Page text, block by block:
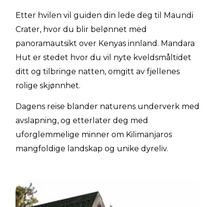
Etter hvilen vil guiden din lede deg til Maundi
Crater, hvor du blir belønnet med
panoramautsikt over Kenyas innland. Mandara
Hut er stedet hvor du vil nyte kveldsmåltidet
ditt og tilbringe natten, omgitt av fjellenes
rolige skjønnhet.
Dagens reise blander naturens underverk med
avslapning, og etterlater deg med
uforglemmelige minner om Kilimanjaros
mangfoldige landskap og unike dyreliv.